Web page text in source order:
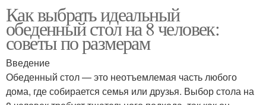
Как выбрать идеальный
обеденный стол на 8 человек:
советы по размерам
Введение
Обеденный стол — это неотъемлемая часть любого
дома, где собирается семья или друзья. Выбор стола на